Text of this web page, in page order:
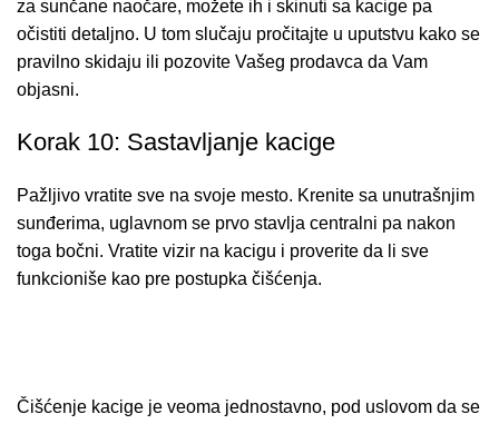
za sunčane naočare, možete ih i skinuti sa kacige pa
očistiti detaljno. U tom slučaju pročitajte u uputstvu kako se
pravilno skidaju ili pozovite Vašeg prodavca da Vam
objasni.
Korak 10: Sastavljanje kacige
Pažljivo vratite sve na svoje mesto. Krenite sa unutrašnjim
sunđerima, uglavnom se prvo stavlja centralni pa nakon
toga bočni. Vratite vizir na kacigu i proverite da li sve
funkcioniše kao pre postupka čišćenja.
Čišćenje kacige je veoma jednostavno, pod uslovom da se